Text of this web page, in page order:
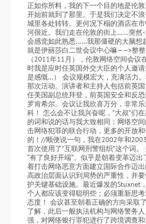
正如你所料，我的下一个目的地是伦
开始前就到了那里。于是我们决定不
城里各处转转。更何况下榻的酒店在
河很近。我们走在伦敦的街上……突然-
会感觉如此熟悉……我那僵硬的大脑想
就是伊丽莎白二世会议中心嘛——>整
（2011年11月），伦敦网络空间会议
时我是应时任英国外交大臣的个人邀
是感慨…） 会议规模宏大，充满活力
那次活动。演讲者和主持人包括前英
任美国副总统拜登，前英国安全和反恐
罗肯希尔。会议让我欣喜万分，非常
科！ 怎么会不让我兴奋呢，”大叔”们
的词和说的话与我大致相同：网络空
击网络犯罪的联合行动，更多的开放
的！//顺便说一句，我在2002年和
首次使用了”互联网刑警组织”这个词
“有了良好开端”。似乎是朝着变革迈出
着打击网络恶意方面建立国际合作迈
高政治层面认识到局势的严重性，并
护关键基础设施。最近爆发的Stuxnet
个人都应该变得聪明些；必须重新思
态度！ 会议甚至朝着正确的方向采取
了解，此后一般执法机构与网络警务
强，对网络银行罪犯进行了跨境调查